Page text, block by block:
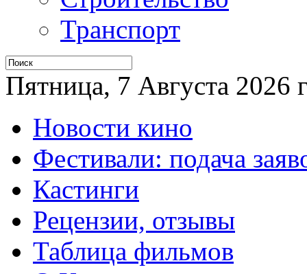
Транспорт
Пятница, 7 Августа 2026
Новости кино
Фестивали: подача
Кастинги
Рецензии, отзывы
Таблица фильмов